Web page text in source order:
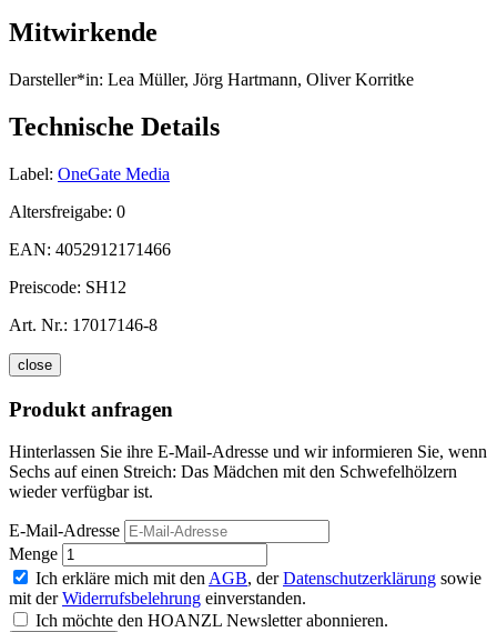
Mitwirkende
Darsteller*in: Lea Müller, Jörg Hartmann, Oliver Korritke
Technische Details
Label: OneGate Media
Altersfreigabe: 0
EAN: 4052912171466
Preiscode: SH12
Art. Nr.: 17017146-8
close
Produkt anfragen
Hinterlassen Sie ihre E-Mail-Adresse und wir informieren Sie, wenn
Sechs auf einen Streich: Das Mädchen mit den Schwefelhölzern
wieder verfügbar ist.
E-Mail-Adresse
Menge
Ich erkläre mich mit den AGB, derDatenschutzerklärung sowie
mit derWiderrufsbelehrung einverstanden.
Ich möchte den HOANZL Newsletter abonnieren.